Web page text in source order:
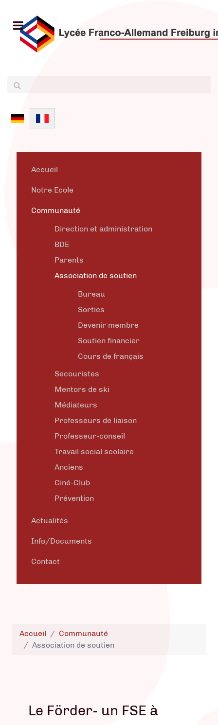
Sélectionnez votre langue
Accueil
Notre Ecole
Communauté
Direction et administration
BDE
Parents
Association de soutien
Bureau
Sorties
Devenir membre
Soutien financier
Cours de français
Secouristes
Mentors de ski
Médiateurs
Professeurs de liaison
Professeur-conseil
Travail social scolaire
Anciens
Ciné-Club
Prévention
Actualités
Info/Documents
Contact
Accueil
Communauté
Association de soutien
Le Förder- un FSE à